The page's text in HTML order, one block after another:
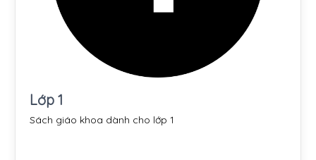
Lớp 1
Sách giáo khoa dành cho lớp 1